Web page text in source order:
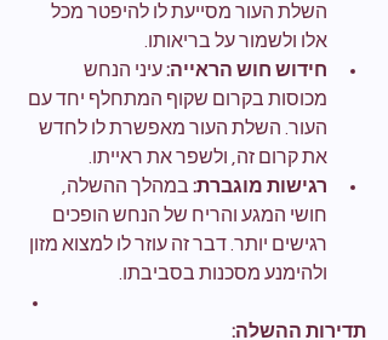
השלת העור מסייעת לו להיפטר מכל
אלו ולשמור על בריאותו.
חידוש חוש הראייה: עיני הנחש
מכוסות בקרום שקוף המתחלף יחד עם
העור. השלת העור מאפשרת לו לחדש
את קרום זה, ולשפר את ראייתו.
רגישות מוגברת: במהלך ההשלה,
חושי המגע והריח של הנחש הופכים
רגישים יותר. דבר זה עוזר לו למצוא מזון
ולהימנע מסכנות בסביבתו.
תדירות ההשלה: